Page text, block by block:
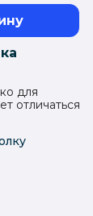
для
отличаться